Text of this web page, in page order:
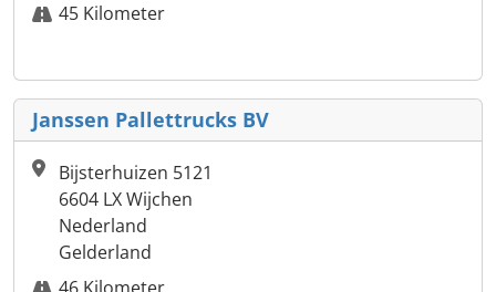
45 Kilometer
Janssen Pallettrucks BV
Bijsterhuizen 5121
6604 LX Wijchen
Nederland
Gelderland